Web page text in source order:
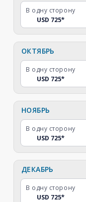
В одну сторону
USD 725*
ОКТЯБРЬ
В одну сторону
USD 725*
НОЯБРЬ
В одну сторону
USD 725*
ДЕКАБРЬ
В одну сторону
USD 725*